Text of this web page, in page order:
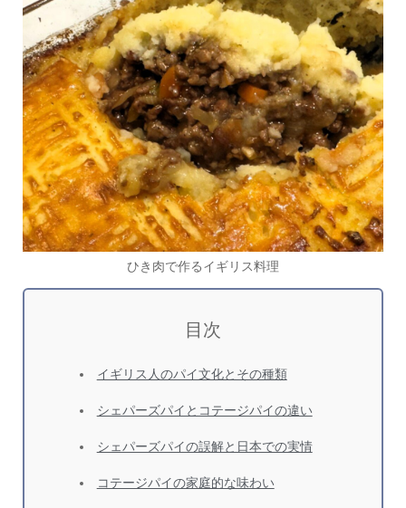
ひき肉で作るイギリス料理
目次
イギリス人のパイ文化とその種類
シェパーズパイとコテージパイの違い
シェパーズパイの誤解と日本での実情
コテージパイの家庭的な味わい